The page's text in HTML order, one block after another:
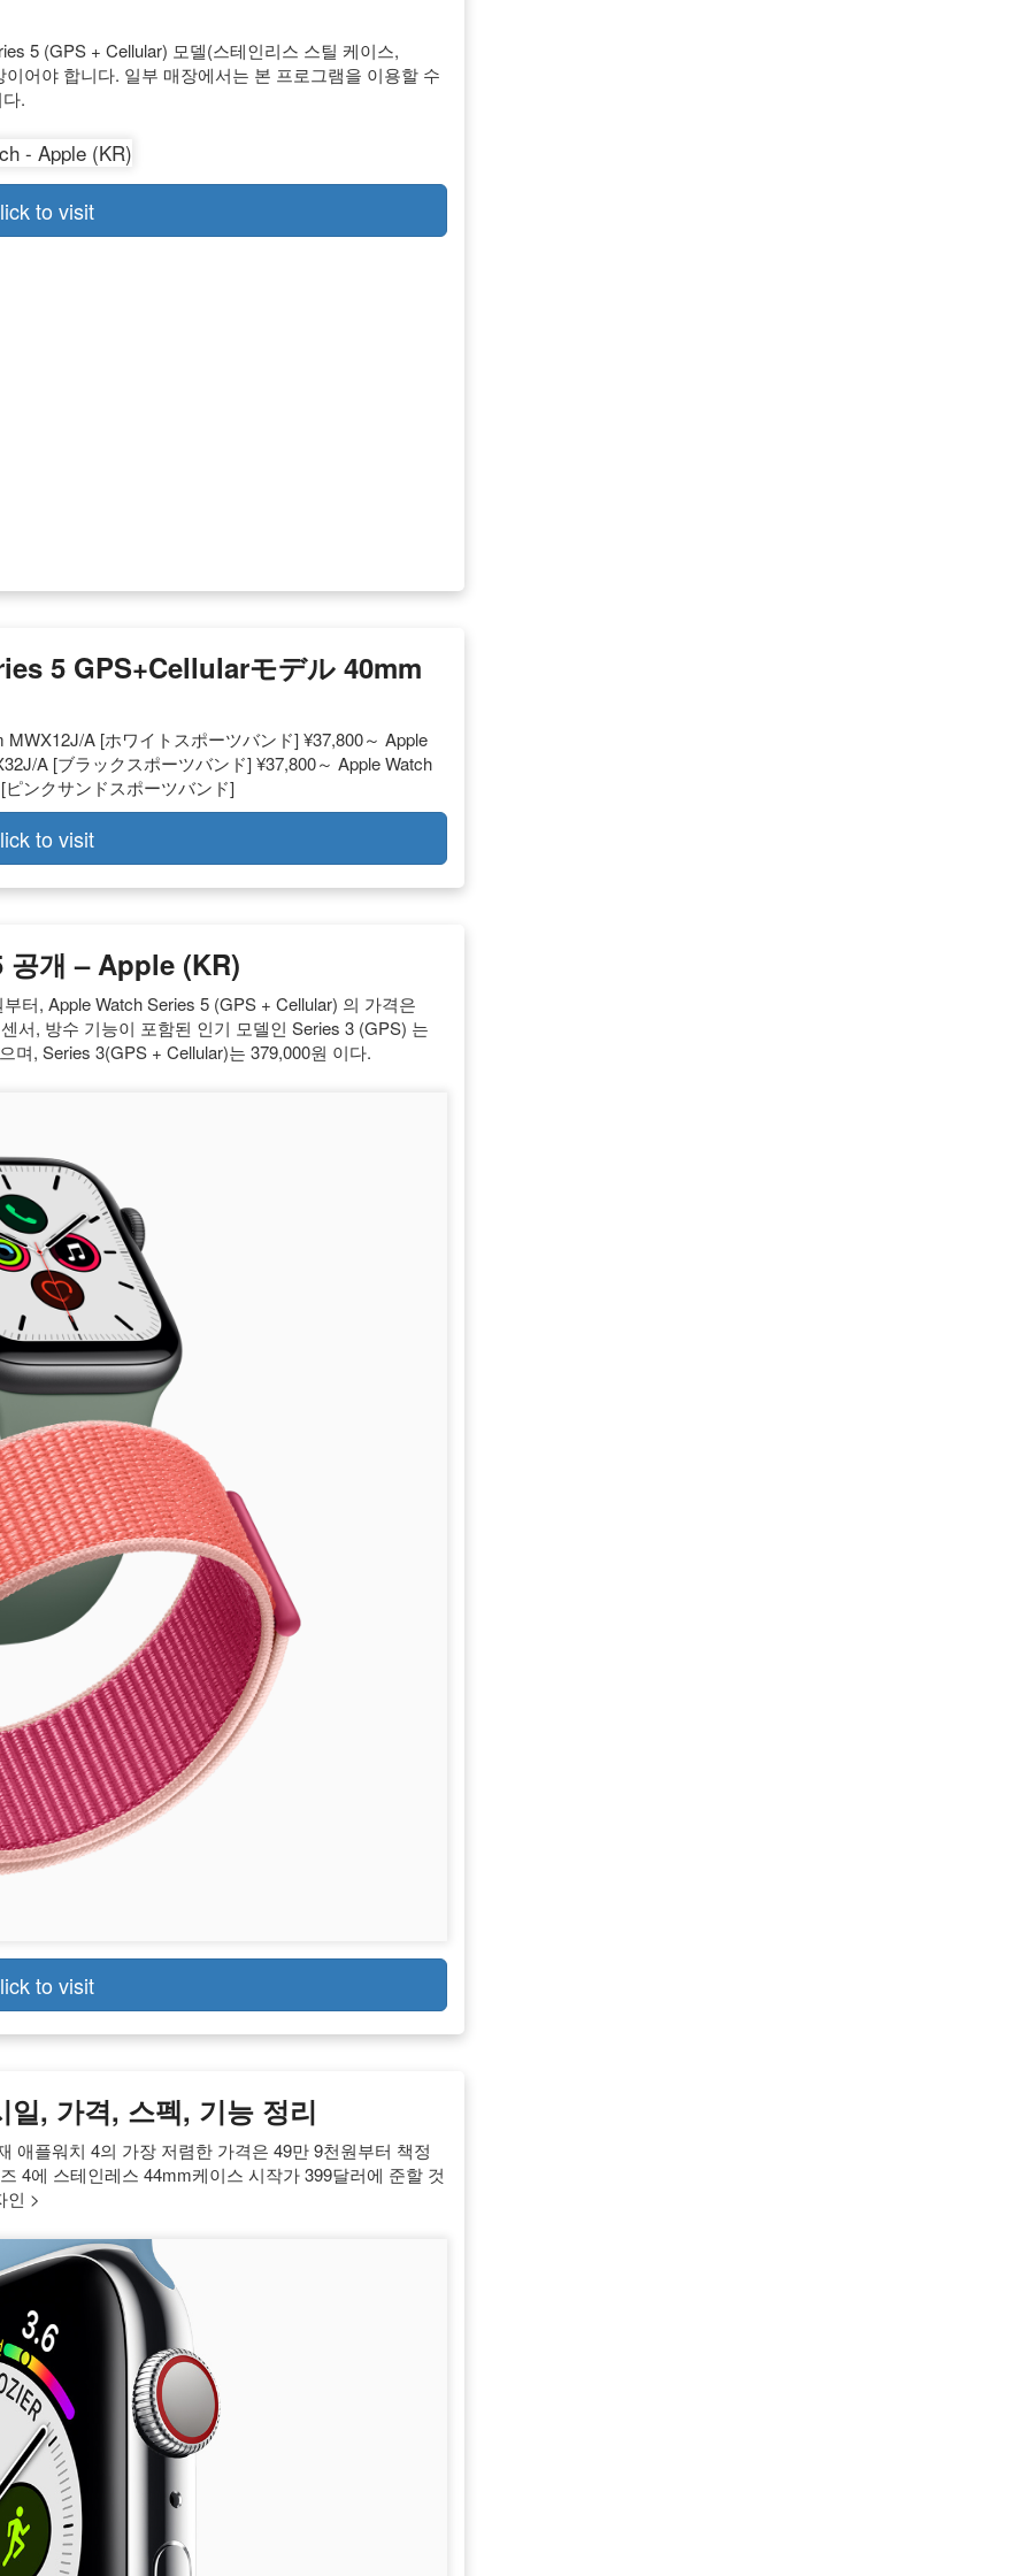
5 (GPS + Cellular) 모델(스테인리스 스틸 케이스,
어야 합니다. 일부 매장에서는 본 프로그램을 이용할 수
.
to visit
5 GPS+Cellularモデル 40mm
A [ホワイトスポーツバンド] ¥37,800～ Apple
A [ブラックスポーツバンド] ¥37,800～ Apple Watch
ンクサンドスポーツバンド]
to visit
개 – Apple (KR)
터, Apple Watch Series 5 (GPS + Cellular) 의 가격은
서, 방수 기능이 포함된 인기 모델인 Series 3 (GPS) 는
며, Series 3(GPS + Cellular)는 379,000원 이다.
to visit
, 가격, 스펙, 기능 정리
애플워치 4의 가장 저렴한 가격은 49만 9천원부터 책정
4에 스테인레스 44mm케이스 시작가 399달러에 준할 것
인 >